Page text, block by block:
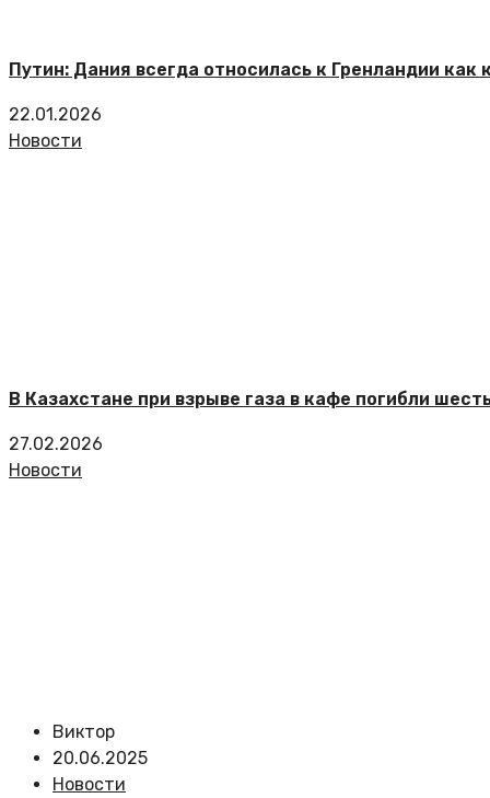
Путин: Дания всегда относилась к Гренландии как
22.01.2026
Новости
В Казахстане при взрыве газа в кафе погибли
27.02.2026
Новости
Виктор
20.06.2025
Новости